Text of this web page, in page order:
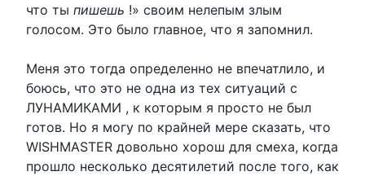
что ты пишешь !» своим нелепым злым
голосом. Это было главное, что я запомнил.
Меня это тогда определенно не впечатлило, и
боюсь, что это не одна из тех ситуаций с
ЛУНАМИКАМИ , к которым я просто не был
готов. Но я могу по крайней мере сказать, что
WISHMASTER довольно хорош для смеха, когда
прошло несколько десятилетий после того, как